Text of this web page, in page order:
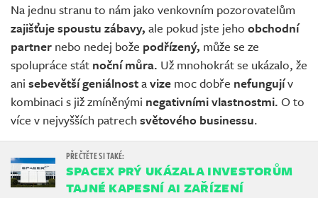
Na jednu stranu to nám jako venkovním pozorovatelům
zajišťuje spoustu zábavy, ale pokud jste jeho obchodní
partner nebo nedej bože podřízený, může se ze
spolupráce stát noční můra. Už mnohokrát se ukázalo, že
ani sebevětší geniálnostavize moc dobře nefungujív
kombinaci s již zmíněnými negativními vlastnostmi. O to
více v nejvyšších patrech světového businessu.
SPACEX PRÝ UKÁZALA INVESTORŮM
TAJNÉ KAPESNÍ AI ZAŘÍZENÍ